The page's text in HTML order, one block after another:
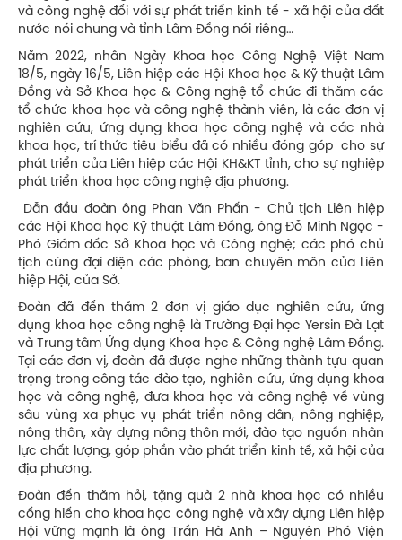
và công nghệ đối với sự phát triển kinh tế - xã hội của đất
nước nói chung và tỉnh Lâm Đồng nói riêng…
Năm 2022, nhân Ngày Khoa học Công Nghệ Việt Nam
18/5, ngày 16/5, Liên hiệp các Hội Khoa học & Kỹ thuật Lâm
Đồng và Sở Khoa học & Công nghệ tổ chức đi thăm các
tổ chức khoa học và công nghệ thành viên, là các đơn vị
nghiên cứu, ứng dụng khoa học công nghệ và các nhà
khoa học, trí thức tiêu biểu đã có nhiều đóng góp cho sự
phát triển của Liên hiệp các Hội KH&KT tỉnh, cho sự nghiệp
phát triển khoa học công nghệ địa phương.
Dẫn đầu đoàn ông Phan Văn Phấn - Chủ tịch Liên hiệp
các Hội Khoa học Kỹ thuật Lâm Đồng, ông Đỗ Minh Ngọc -
Phó Giám đốc Sở Khoa học và Công nghệ; các phó chủ
tịch cùng đại diện các phòng, ban chuyên môn của Liên
hiệp Hội, của Sở.
Đoàn đã đến thăm 2 đơn vị giáo dục nghiên cứu, ứng
dụng khoa học công nghệ là Trường Đại học Yersin Đà Lạt
và Trung tâm Ứng dụng Khoa học & Công nghệ Lâm Đồng.
Tại các đơn vị, đoàn đã được nghe những thành tựu quan
trọng trong công tác đào tạo, nghiên cứu, ứng dụng khoa
học và công nghệ, đưa khoa học và công nghệ về vùng
sâu vùng xa phục vụ phát triển nông dân, nông nghiệp,
nông thôn, xây dựng nông thôn mới, đào tạo nguồn nhân
lực chất lượng, góp phần vào phát triển kinh tế, xã hội của
địa phương.
Đoàn đến thăm hỏi, tặng quà 2 nhà khoa học có nhiều
cống hiến cho khoa học công nghệ và xây dựng Liên hiệp
Hội vững mạnh là ông Trần Hà Anh – Nguyên Phó Viện